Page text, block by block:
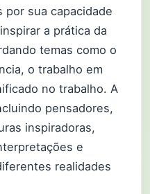
por sua capacidade
a prática da
temas como o
o trabalho em
no trabalho. A
pensadores,
inspiradoras,
e
realidades